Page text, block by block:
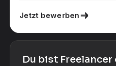
Jetzt bewerben
Du bist